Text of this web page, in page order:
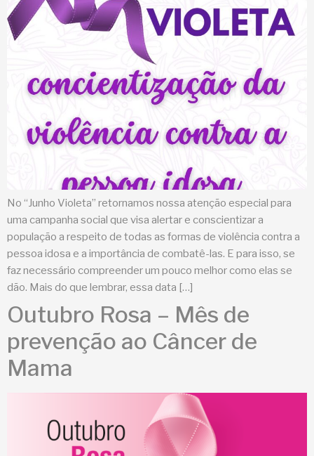
No “Junho Violeta” retornamos nossa atenção especial para
uma campanha social que visa alertar e conscientizar a
população a respeito de todas as formas de violência contra a
pessoa idosa e a importância de combatê-las. E para isso, se
faz necessário compreender um pouco melhor como elas se
dão. Mais do que lembrar, essa data […]
Outubro Rosa – Mês de
prevenção ao Câncer de
Mama